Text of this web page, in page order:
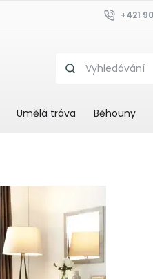
+421
Umělá tráva Běhouny